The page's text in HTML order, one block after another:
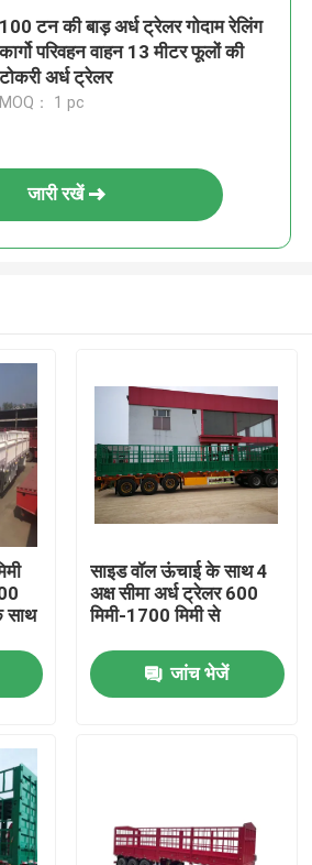
100 टन की बाड़ अर्ध ट्रेलर गोदाम रेलिंग
कार्गो परिवहन वाहन 13 मीटर फूलों की
टोकरी अर्ध ट्रेलर
MOQ： 1 pc
जारी रखें
साथ
साइड वॉल ऊंचाई के साथ 4
अक्ष सीमा अर्ध ट्रेलर 600
मिमी-1700 मिमी से
जांच भेजें